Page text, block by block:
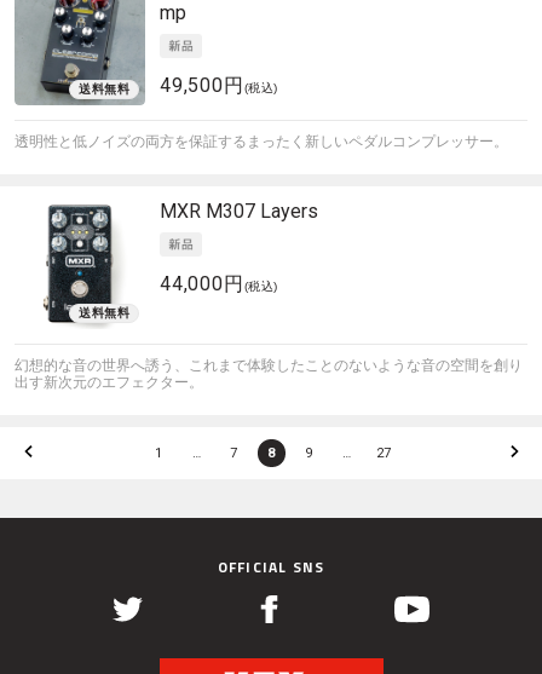
mp
49,500円 (税込)
透明性と低ノイズの両方を保証するまったく新しいペダルコンプレッサー。
MXR M307 Layers
44,000円 (税込)
幻想的な音の世界へ誘う、これまで体験したことのないような音の空間を創り
出す新次元のエフェクター。
1 … 7 8 9 … 27
OFFICIAL SNS